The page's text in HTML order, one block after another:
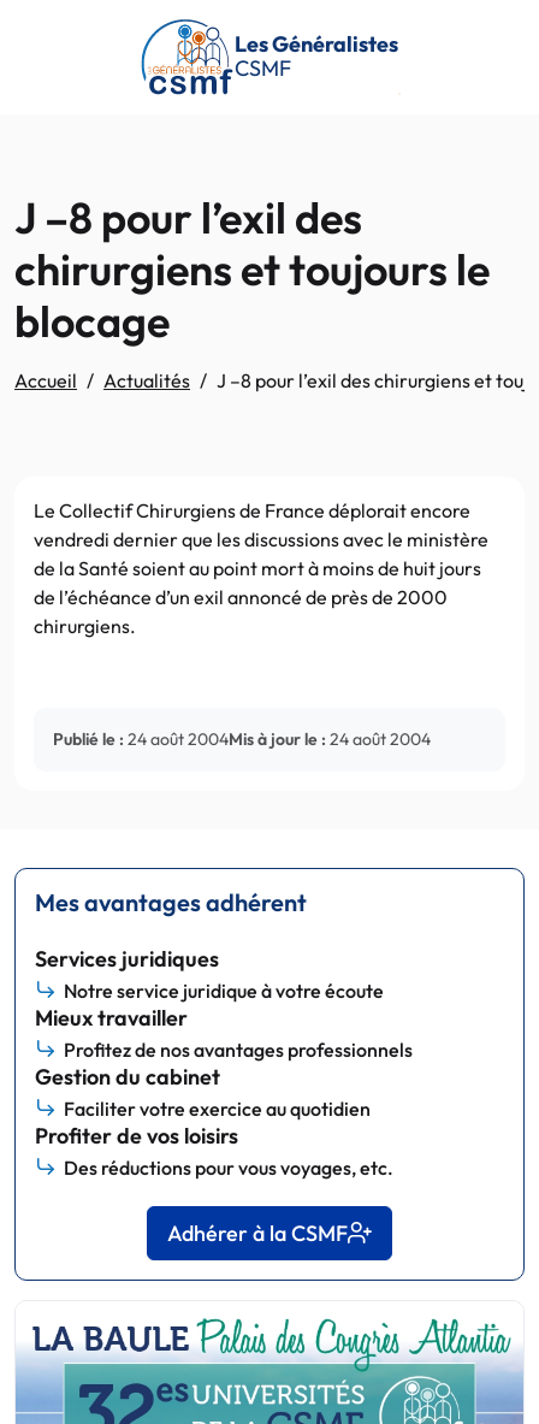
Passer au contenu principal
Les Généralistes
CSMF
J –8 pour l’exil des
chirurgiens et toujours le
blocage
Accueil Actualités J –8 pour l’exil des chirurgiens et
Le Collectif Chirurgiens de France déplorait encore
vendredi dernier que les discussions avec le ministère
de la Santé soient au point mort à moins de huit jours
de l’échéance d’un exil annoncé de près de 2000
chirurgiens.
Publié le : 24 août 2004Mis à jour le : 24 août 2004
Mes avantages adhérent
Services juridiques
Notre service juridique à votre écoute
Mieux travailler
Profitez de nos avantages professionnels
Gestion du cabinet
Faciliter votre exercice au quotidien
Profiter de vos loisirs
Des réductions pour vous voyages, etc.
Adhérer à la CSMF